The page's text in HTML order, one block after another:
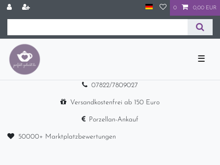
0 0,00 EUR
☰
07822/7809027
Versandkostenfrei ab 150 Euro
Porzellan-Ankauf
50000+ Marktplatzbewertungen